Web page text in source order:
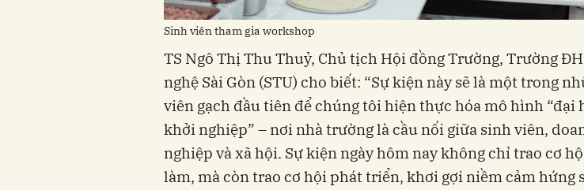
Sinh viên tham gia workshop
TS Ngô Thị Thu Thuỷ, Chủ tịch Hội đồng Trường, Trường
nghệ Sài Gòn (STU) cho biết: “Sự kiện này sẽ là một trong
viên gạch đầu tiên để chúng tôi hiện thực hóa mô hình “đại
khởi nghiệp” – nơi nhà trường là cầu nối giữa sinh viên,
nghiệp và xã hội. Sự kiện ngày hôm nay không chỉ trao cơ
làm, mà còn trao cơ hội phát triển, khơi gợi niềm cảm hứng